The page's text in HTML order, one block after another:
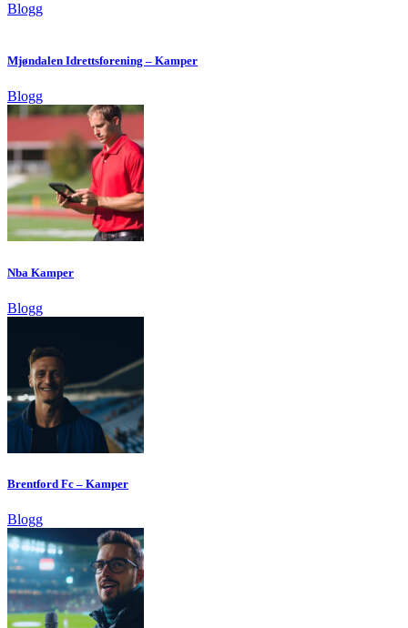
Blogg
Mjøndalen Idrettsforening – Kamper
Blogg
Nba Kamper
Blogg
Brentford Fc – Kamper
Blogg